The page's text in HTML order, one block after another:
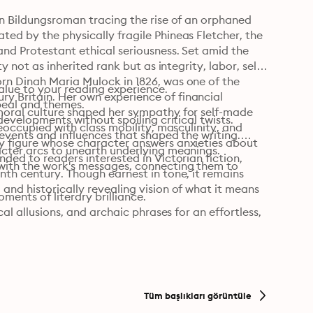
Bildungsroman tracing the rise of an orphaned
by the physically fragile Phineas Fletcher, the
Protestant ethical seriousness. Set amid the
not as inherited rank but as integrity, labor, self-
Dinah Maria Mulock in 1826, was one of the
Britain. Her own experience of financial
culture shaped her sympathy for self-made
with class mobility, masculinity, and
figure whose character answers anxieties about
to readers interested in Victorian fiction,
century. Though earnest in tone, it remains
historically revealing vision of what it means
to your reading experience.
and themes.
without spoiling critical twists.
and influences that shaped the writing.
arcs to unearth underlying meanings.
the work's messages, connecting them to
of literary brilliance.
allusions, and archaic phrases for an effortless,
Tüm başlıkları görüntüle